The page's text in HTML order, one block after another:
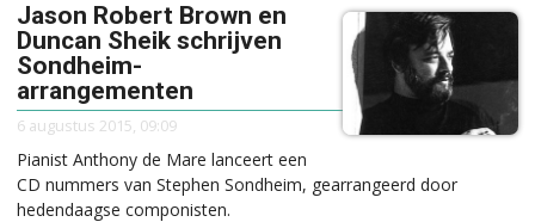
Jason Robert Brown en
Duncan Sheik schrijven
Sondheim-
arrangementen
6 augustus 2015, 09:09
Pianist Anthony de Mare lanceert een
CD nummers van Stephen Sondheim, gearrangeerd door
hedendaagse componisten.